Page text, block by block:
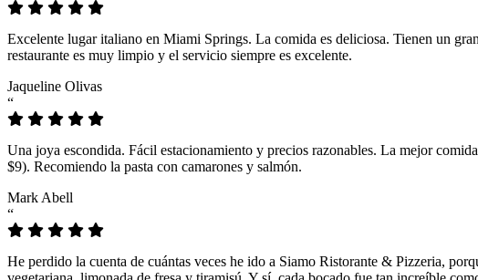
Excelente lugar italiano en Miami Springs. La comida es deliciosa. Tienen un
restaurante es muy limpio y el servicio siempre es excelente.
Jaqueline Olivas
“
Una joya escondida. Fácil estacionamiento y precios razonables. La mejor
$9). Recomiendo la pasta con camarones y salmón.
Mark Abell
“
He perdido la cuenta de cuántas veces he ido a Siamo Ristorante & Pizzeria,